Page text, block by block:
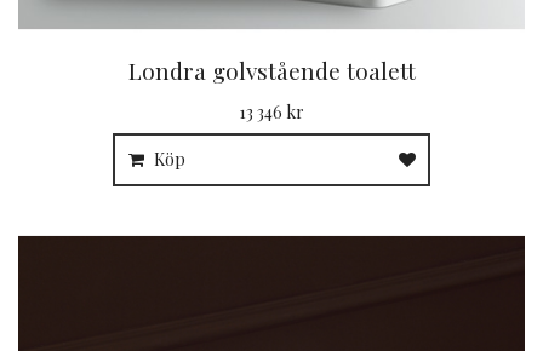
Londra golvstående toalett
13 346 kr
Köp